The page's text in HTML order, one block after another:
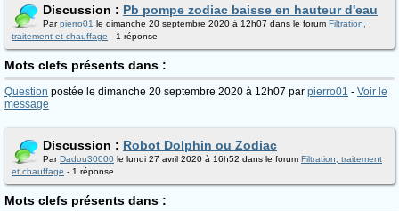
Discussion : Pb pompe zodiac baisse en hauteur d'eau
Parpierro01 le dimanche 20 septembre 2020 à 12h07 dans le forum Filtration,
traitement et chauffage - 1 réponse
Mots clefs présents dans :
Question postée le dimanche 20 septembre 2020 à 12h07 par pierro01 - Voir le
message
Discussion : Robot Dolphin ou Zodiac
ParDadou30000 le lundi 27 avril 2020 à 16h52 dans le forum Filtration, traitement
et chauffage - 1 réponse
Mots clefs présents dans :